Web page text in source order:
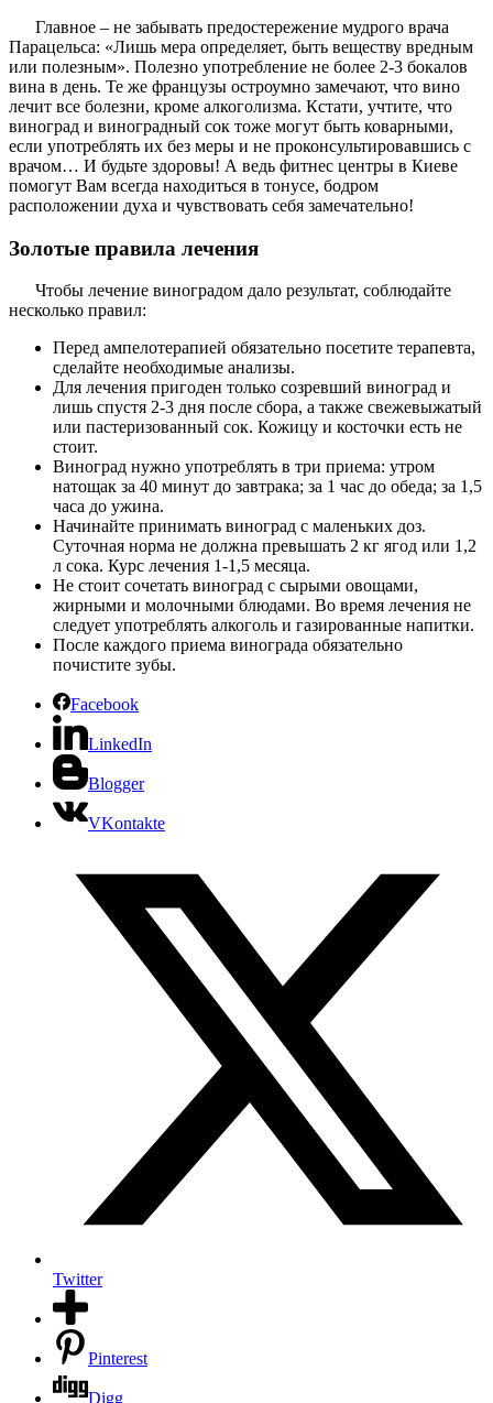
Главное – не забывать предостережение мудрого врача
Парацельса: «Лишь мера определяет, быть веществу вредным
или полезным». Полезно употребление не более 2-3 бокалов
вина в день. Те же французы остроумно замечают, что вино
лечит все болезни, кроме алкоголизма. Кстати, учтите, что
виноград и виноградный сок тоже могут быть коварными,
если употреблять их без меры и не проконсультировавшись с
врачом… И будьте здоровы! А ведь фитнес центры в Киеве
помогут Вам всегда находиться в тонусе, бодром
расположении духа и чувствовать себя замечательно!
Золотые правила лечения
Чтобы лечение виноградом дало результат, соблюдайте
несколько правил:
Перед ампелотерапией обязательно посетите терапевта,
сделайте необходимые анализы.
Для лечения пригоден только созревший виноград и
лишь спустя 2-3 дня после сбора, а также свежевыжатый
или пастеризованный сок. Кожицу и косточки есть не
стоит.
Виноград нужно употреблять в три приема: утром
натощак за 40 минут до завтрака; за 1 час до обеда; за 1,5
часа до ужина.
Начинайте принимать виноград с маленьких доз.
Суточная норма не должна превышать 2 кг ягод или 1,2
л сока. Курс лечения 1-1,5 месяца.
Не стоит сочетать виноград с сырыми овощами,
жирными и молочными блюдами. Во время лечения не
следует употреблять алкоголь и газированные напитки.
После каждого приема винограда обязательно
почистите зубы.
Facebook
LinkedIn
Blogger
VKontakte
Twitter
Pinterest
Digg